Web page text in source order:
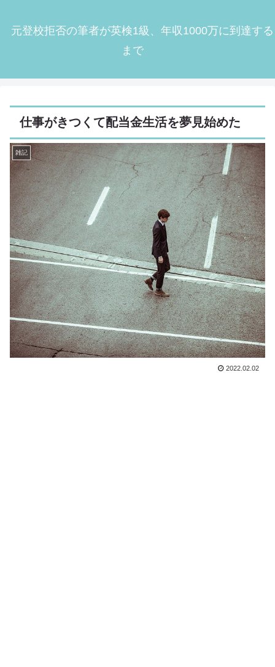
元登校拒否の筆者が英検1級、年収1000万に到達する
まで
仕事がきつくて配当金生活を夢見始めた
雑記
2022.02.02